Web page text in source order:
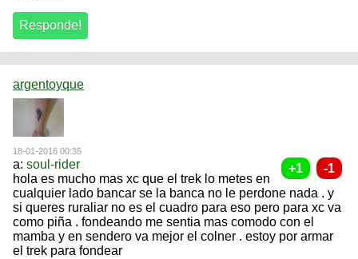
argentoyque
18-01-2016 00:35
a: soul-rider
hola es mucho mas xc que el trek lo metes en
cualquier lado bancar se la banca no le perdone nada . y
si queres ruraliar no es el cuadro para eso pero para xc va
como piña . fondeando me sentia mas comodo con el
mamba y en sendero va mejor el colner . estoy por armar
el trek para fondear